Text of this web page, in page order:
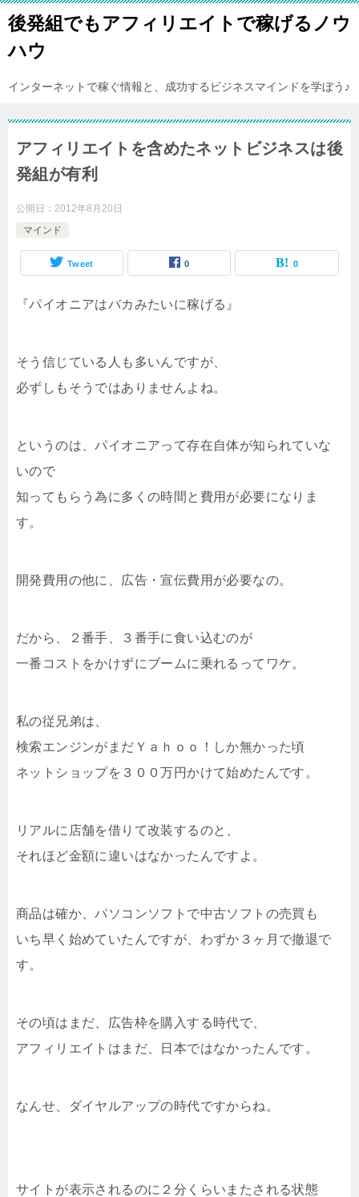
後発組でもアフィリエイトで稼げるノウ
ハウ
インターネットで稼ぐ情報と、成功するビジネスマインドを学ぼう♪
アフィリエイトを含めたネットビジネスは後
発組が有利
公開日： 2012年8月20日
マインド
Tweet 0 0
『パイオニアはバカみたいに稼げる』
そう信じている人も多いんですが、
必ずしもそうではありませんよね。
というのは、パイオニアって存在自体が知られていな
いので
知ってもらう為に多くの時間と費用が必要になりま
す。
開発費用の他に、広告・宣伝費用が必要なの。
だから、２番手、３番手に食い込むのが
一番コストをかけずにブームに乗れるってワケ。
私の従兄弟は、
検索エンジンがまだＹａｈｏｏ！しか無かった頃
ネットショップを３００万円かけて始めたんです。
リアルに店舗を借りて改装するのと、
それほど金額に違いはなかったんですよ。
商品は確か、パソコンソフトで中古ソフトの売買も
いち早く始めていたんですが、わずか３ヶ月で撤退で
す。
その頃はまだ、広告枠を購入する時代で、
アフィリエイトはまだ、日本ではなかったんです。
なんせ、ダイヤルアップの時代ですからね。
サイトが表示されるのに２分くらいまたされる状態